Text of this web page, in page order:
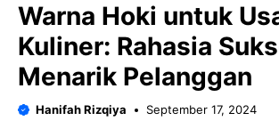
Warna Hoki untuk
Kuliner: Rahasia
Menarik Pelanggan
Hanifah Rizqiya September 17, 2024